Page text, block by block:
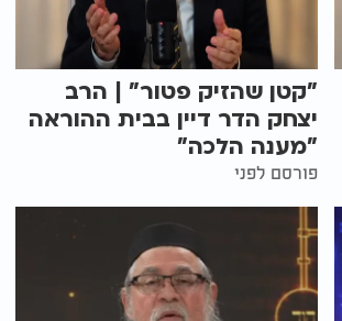
"קטן שהזיק פטור" | הרב
יצחק הדר דיין בבית ההוראה
"מענה הלכה"
פורסם לפני